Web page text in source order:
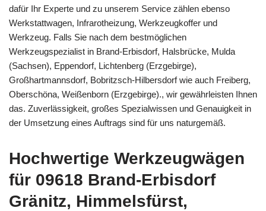
dafür Ihr Experte und zu unserem Service zählen ebenso
Werkstattwagen, Infrarotheizung, Werkzeugkoffer und
Werkzeug. Falls Sie nach dem bestmöglichen
Werkzeugspezialist in Brand-Erbisdorf, Halsbrücke, Mulda
(Sachsen), Eppendorf, Lichtenberg (Erzgebirge),
Großhartmannsdorf, Bobritzsch-Hilbersdorf wie auch Freiberg,
Oberschöna, Weißenborn (Erzgebirge)., wir gewährleisten Ihnen
das. Zuverlässigkeit, großes Spezialwissen und Genauigkeit in
der Umsetzung eines Auftrags sind für uns naturgemäß.
Hochwertige Werkzeugwägen
für 09618 Brand-Erbisdorf
Gränitz, Himmelsfürst,